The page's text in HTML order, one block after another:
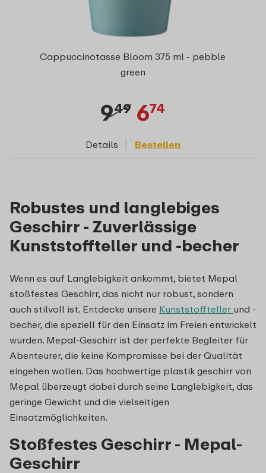
Cappuccinotasse Bloom 375 ml - pebble
green
949 674
Details Bestellen
Robustes und langlebiges
Geschirr - Zuverlässige
Kunststoffteller und -becher
Wenn es auf Langlebigkeit ankommt, bietet Mepal
stoßfestes Geschirr, das nicht nur robust, sondern
auch stilvoll ist. Entdecke unsere Kunststoffteller und -
becher, die speziell für den Einsatz im Freien entwickelt
wurden. Mepal-Geschirr ist der perfekte Begleiter für
Abenteurer, die keine Kompromisse bei der Qualität
eingehen wollen. Das hochwertige plastik geschirr von
Mepal überzeugt dabei durch seine Langlebigkeit, das
geringe Gewicht und die vielseitigen
Einsatzmöglichkeiten.
Stoßfestes Geschirr - Mepal-
Geschirr